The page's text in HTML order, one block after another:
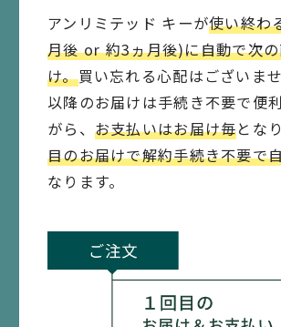
買、名義変更、質権の設定その他の担保
（9）
有害なコンピュータプログラム等の送信
行為
その他、当社が不適切と判断する行為、
まに対し、提供するものとします。
2.
商品内容または価格に変更が生じた場合
にお客さまに通知します。
3.
当社は、本サービスのご利用にあたり、
第２条（本サービスの成立）
本サービスのご利用を希望される場合は
アンリミテッド キーが使い終わ
月後 or 約3ヵ月後)に自動で次
け。買い忘れる心配はございま
以降のお届けは手続き不要で便
がら、 お支払いはお届け毎とな
目のお届けで解約手続き不要で
なります。